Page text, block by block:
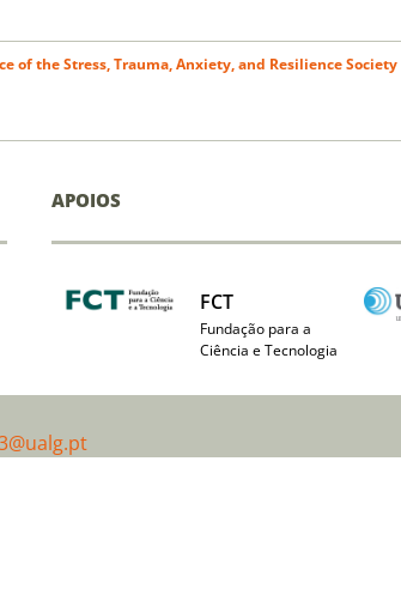
of the Stress, Trauma, Anxiety, and Resilience Society
APOIOS
FCT
Fundação para a
Ciência e Tecnologia